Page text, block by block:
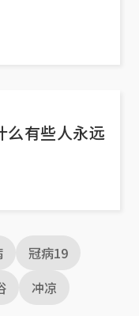
么有些人永远
冠病19
冲凉